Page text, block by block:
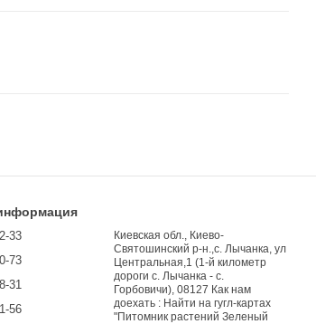
33
73
31
56
Киевская обл., Киево-
Святошинский р-н.,с. Лычанка, ул
Центральная,1 (1-й километр
дороги с. Лычанка - с.
Горбовичи), 08127 Как нам
доехать : Найти на гугл-картах
"Питомник растений Зеленый